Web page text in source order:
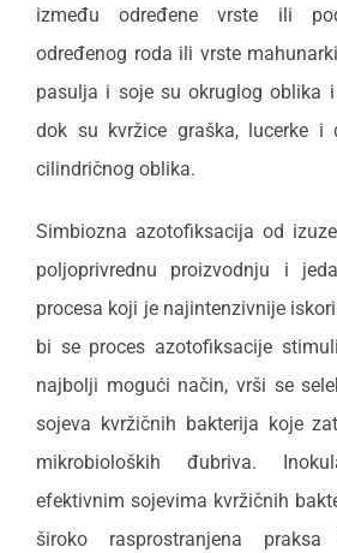
između određene vrste ili
određenog roda ili vrste
pasulja i soje su okruglog oblika
dok su kvržice graška, lucerke i
cilindričnog oblika.
Simbiozna azotofiksacija od
poljoprivrednu proizvodnju i
procesa koji je najintenzivnije
bi se proces azotofiksacije
najbolji mogući način, vrši se
sojeva kvržičnih bakterija koje
mikrobioloških đubriva.
efektivnim sojevima kvržičnih
široko rasprostranjena